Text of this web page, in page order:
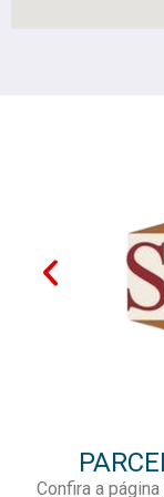
Confira a